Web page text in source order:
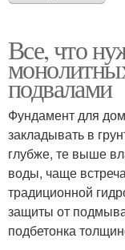
Все, что
подвалами
Фундамент для
закладывать в
глубже, те выше
воды, чаще
традиционной
защиты от
подбетонка